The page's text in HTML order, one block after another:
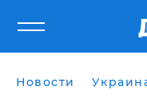
Новости